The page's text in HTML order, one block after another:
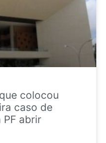
colocou
caso de
PF abrir